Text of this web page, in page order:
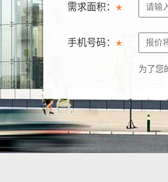
*
需求面积：
*
手机号码：
为了您